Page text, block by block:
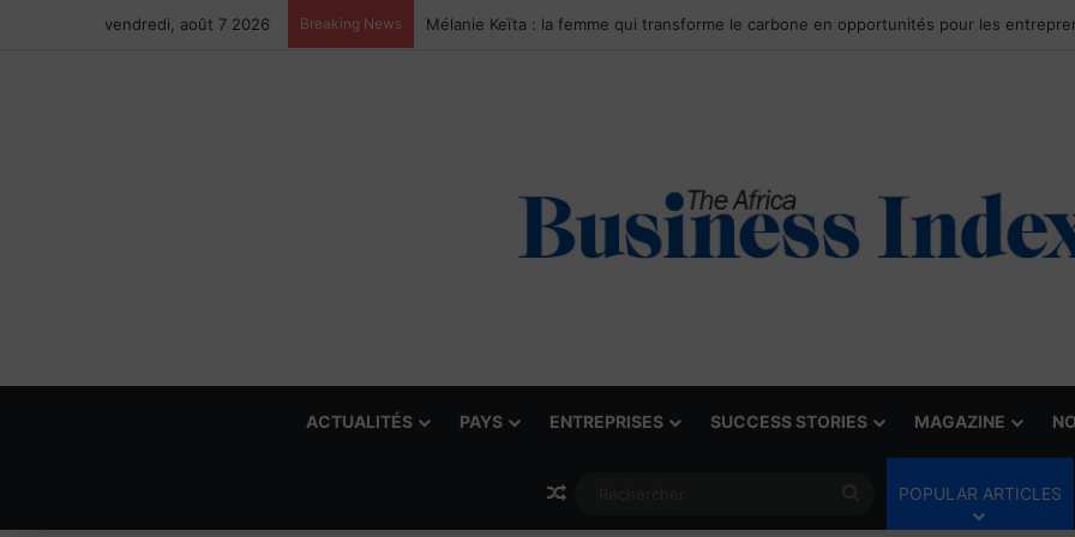
vendredi, août 7 2026 Breaking News
ACTUALITÉS PAYS ENTREPRISES SUCCESS STORIES MAGAZINE
Rechercher
POPULAR ARTICLES